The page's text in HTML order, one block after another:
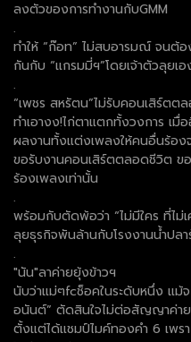
ลงตัวของการทำงานกับGMM
.
ทำให้ “ก๊อท” ไม่สบอารมณ์ จนต้
กันกับ “แกรมมี่ฯ”โดยเจ้าตัวลุยเ
.
“เพชร สหรัตน”ไม่รับคอนเสิร์ตต
ทำเอางง!ไก่ตาแตกทั้งวงการ เ
ผลงานทั้งแต่งเพลงให้คนอื่นร้อง
ขอรับงานคอนเสิร์ตตลอดชีวิต ข
ร้องเพลงเท่านั้น
.
พร้อมกับตัดพ้อว่า “ไม่มีใคร ที่ไม่
ลุยธุรกิจพันล้านกับโรงงานน้ำปล
.
"นัน"ลาค่ายยุ้งข้าวฯ
นับว่าแม่ๆfcช็อคในระดับหนึ่ง แม้
อนันต์” ตัดสินใจไม่ต่อสัญญาค่า
ตั้งแต่ได้แชมป์ไมค์ทองคำ 6 เพร